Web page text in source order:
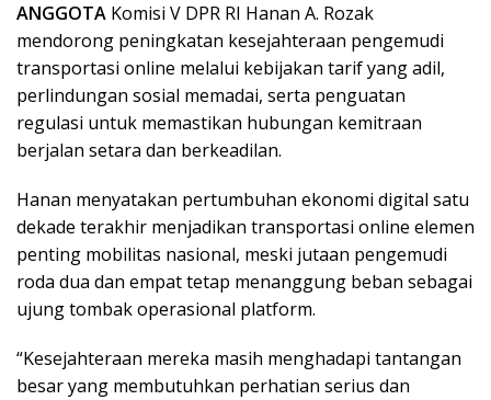
ANGGOTA Komisi V DPR RI Hanan A. Rozak
mendorong peningkatan kesejahteraan pengemudi
transportasi online melalui kebijakan tarif yang adil,
perlindungan sosial memadai, serta penguatan
regulasi untuk memastikan hubungan kemitraan
berjalan setara dan berkeadilan.
Hanan menyatakan pertumbuhan ekonomi digital satu
dekade terakhir menjadikan transportasi online elemen
penting mobilitas nasional, meski jutaan pengemudi
roda dua dan empat tetap menanggung beban sebagai
ujung tombak operasional platform.
“Kesejahteraan mereka masih menghadapi tantangan
besar yang membutuhkan perhatian serius dan